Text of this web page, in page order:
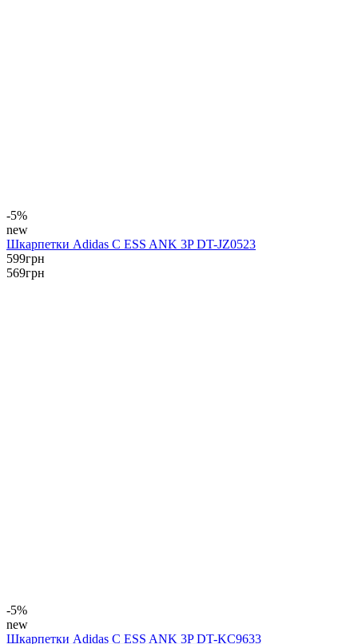
-5%
new
Шкарпетки Adidas C ESS ANK 3P DT-JZ0523
599грн
569грн
-5%
new
Шкарпетки Adidas C ESS ANK 3P DT-KC9633